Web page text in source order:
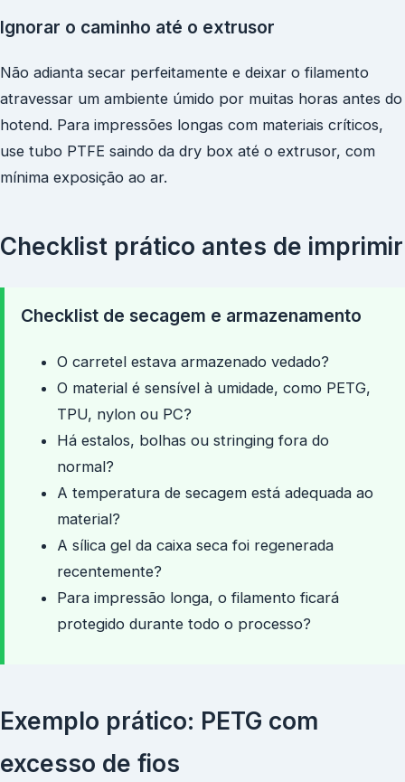
Ignorar o caminho até o extrusor
Não adianta secar perfeitamente e deixar o filamento
atravessar um ambiente úmido por muitas horas antes do
hotend. Para impressões longas com materiais críticos,
use tubo PTFE saindo da dry box até o extrusor, com
mínima exposição ao ar.
Checklist prático antes de imprimir
Checklist de secagem e armazenamento
O carretel estava armazenado vedado?
O material é sensível à umidade, como PETG,
TPU, nylon ou PC?
Há estalos, bolhas ou stringing fora do
normal?
A temperatura de secagem está adequada ao
material?
A sílica gel da caixa seca foi regenerada
recentemente?
Para impressão longa, o filamento ficará
protegido durante todo o processo?
Exemplo prático: PETG com
excesso de fios